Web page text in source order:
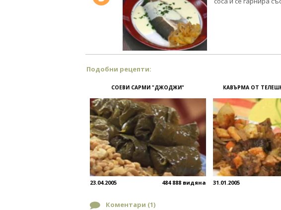
Подобни рецепти:
СОЕВИ САРМИ "ДЖОДЖИ"
23.04.2005 484 888 видяна
КАВЪРМА ОТ
31.01.2005
Коментари (1)